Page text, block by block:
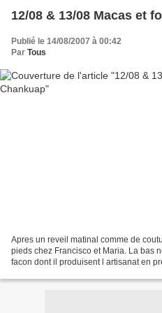
12/08 & 13/08 Macas et
Publié le 14/08/2007 à 00:42
Par Tous
Apres un reveil matinal comme de
pieds chez Francisco et Maria. La bas
facon dont il produisent l artisanat en